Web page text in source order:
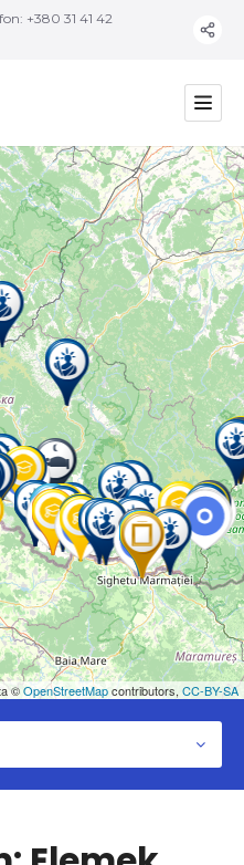
+380 31 41 42
©OpenStreetMapcontributors, CC-BY-SA